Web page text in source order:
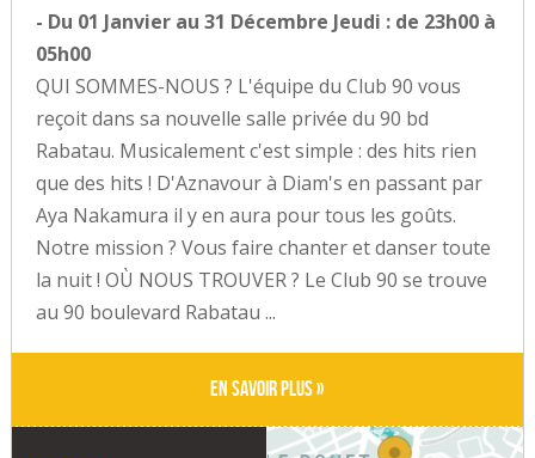
- Du 01 Janvier au 31 Décembre Jeudi : de 23h00 à
05h00
QUI SOMMES-NOUS ? L'équipe du Club 90 vous
reçoit dans sa nouvelle salle privée du 90 bd
Rabatau. Musicalement c'est simple : des hits rien
que des hits ! D'Aznavour à Diam's en passant par
Aya Nakamura il y en aura pour tous les goûts.
Notre mission ? Vous faire chanter et danser toute
la nuit ! OÙ NOUS TROUVER ? Le Club 90 se trouve
au 90 boulevard Rabatau ...
En savoir plus »